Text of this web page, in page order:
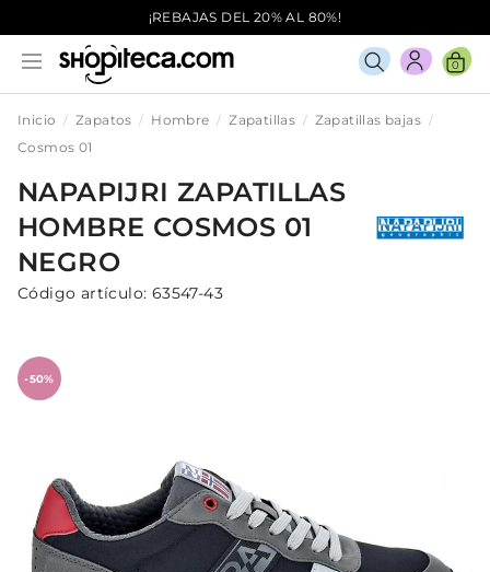
¡REBAJAS DEL 20% AL 80%!
0
Inicio Zapatos Hombre Zapatillas
Zapatillas bajas
Cosmos 01
NAPAPIJRI ZAPATILLAS
HOMBRE COSMOS 01
NEGRO
Código artículo: 63547-43
-50%